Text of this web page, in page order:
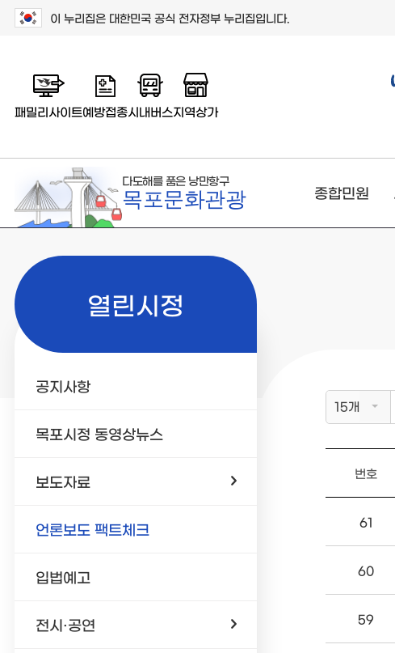
이 누리집은 대한민국 공식 전자정부 누리집입니다.
패밀리사이트예방접종시내버스지역상가
다도해를 품은 낭만항구
목포문화관광 종합민원
열린시정
공지사항
목포시정 동영상뉴스
보도자료
언론보도 팩트체크
입법예고
전시·공연
15개
번호
61
60
59